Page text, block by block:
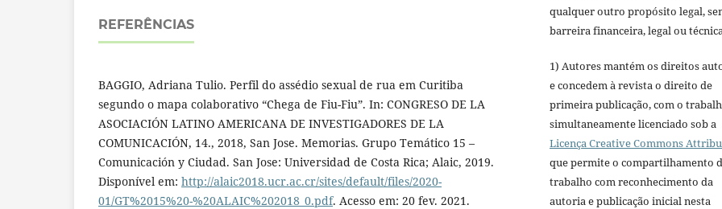
REFERÊNCIAS
BAGGIO, Adriana Tulio. Perfil do assédio sexual de rua em Curitiba
segundo o mapa colaborativo “Chega de Fiu-Fiu”. In: CONGRESO DE LA
ASOCIACIÓN LATINO AMERICANA DE INVESTIGADORES DE LA
COMUNICACIÓN, 14., 2018, San Jose. Memorias. Grupo Temático 15 –
Comunicación y Ciudad. San Jose: Universidad de Costa Rica; Alaic, 2019.
Disponível em: http://alaic2018.ucr.ac.cr/sites/default/files/2020-
01/GT%2015%20-%20ALAIC%202018_0.pdf. Acesso em: 20 fev. 2021.
qualquer outro propósito legal,
barreira financeira, legal ou
1) Autores mantém os direitos
e concedem à revista o direito de
primeira publicação, com o
simultaneamente licenciado sob a
Licença Creative Commons
que permite o compartilhamento
trabalho com reconhecimento da
autoria e publicação inicial nesta